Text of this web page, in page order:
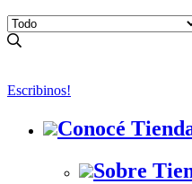
Escribinos!
Conocé
Sobre